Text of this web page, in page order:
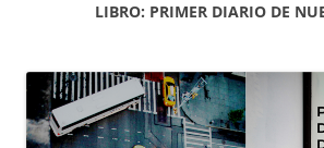
LIBRO: PRIMER DIARIO DE